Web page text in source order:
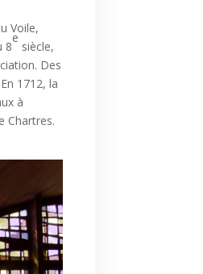
Voile,
8
e
siècle,
Des
1712, la
à
Chartres.